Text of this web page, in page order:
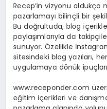
Recep’in vizyonu oldukça
pazarlamayı bilinçli bir
Bu doğrultuda, blog
paylaşımlarıyla da
sunuyor. Özellikle
sitesindeki blog yazıları,
uygulamaya dönük
www.receponder.com
eğitim içerikleri ve